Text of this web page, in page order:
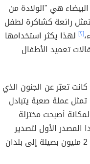
هي "الولادة من
رائعة كشاكرة لطفل
[٢]
لهذا يكثر استخدامها
تعميد الأطفال
كانت تعبّر عن الجنون الذي
عملة صعبة يتبادل
أصبحت مختزلة
المصدر الأول لتصدير
بصيلات التوليب حيث يتم تصدير أكثر من 2 مليون بصيلة إلى بلدان